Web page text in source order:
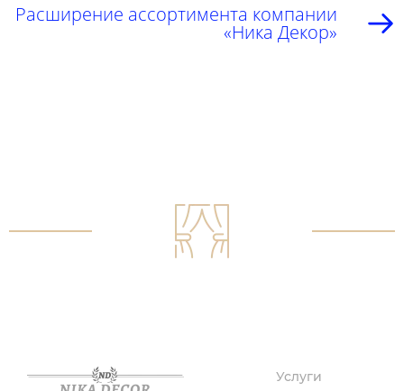
Расширение ассортимента компании
«Ника Декор»
Услуги